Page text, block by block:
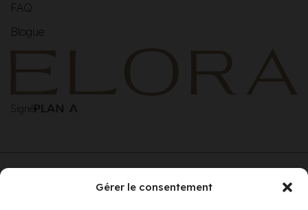
Gérer le consentement
FAQ
Blogue
Signé
2005 av. de Bois-de-Boulogne, Laval QC H7N 0J7